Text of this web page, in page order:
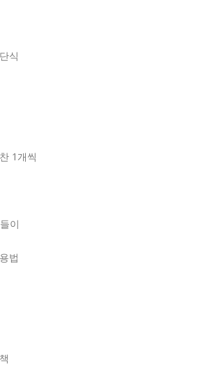
식
1개씩
이
법